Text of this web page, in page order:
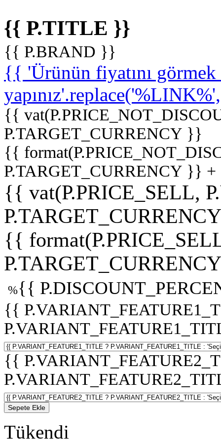
{{ P.TITLE }}
{{ P.BRAND }}
{{ 'Ürünün fiyatını
{{
P.TARGET_CURRENCY }}
{{
P.TARGET_CURRENCY }}
{{ vat(P.PRICE_SELL,
{{
%{{
{{
{{
Sepete Ekle
Tükendi